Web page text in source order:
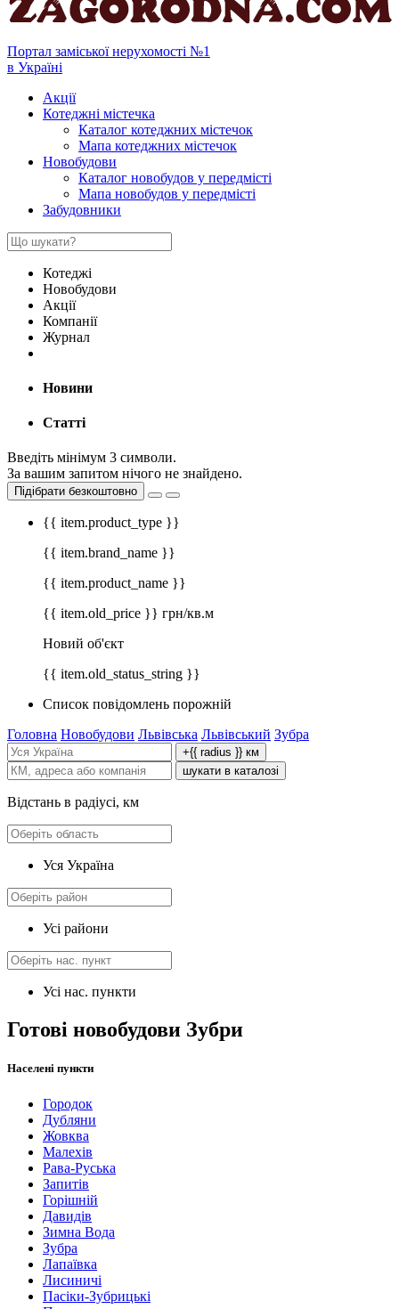
Портал заміської нерухомості №1
в Україні
Акції
Котеджні містечка
Каталог котеджних містечок
Мапа котеджних містечок
Новобудови
Каталог новобудов у передмісті
Мапа новобудов у передмісті
Забудовники
Котеджі
Новобудови
Акції
Компанії
Журнал
Новини
Статті
Введіть мінімум 3 символи.
За вашим запитом нічого не знайдено.
Підібрати безкоштовно
{{ item.product_type }}
{{ item.brand_name }}
{{ item.product_name }}
{{ item.old_price }} грн/кв.м
Новий об'єкт
{{ item.old_status_string }}
Список повідомлень порожній
Головна Новобудови Львівська Львівський Зубра
+{{ radius }} км
шукати в каталозі
Відстань в радіусі, км
Уся Україна
Усі райони
Усі нас. пункти
Готові новобудови Зубри
Населені пункти
Городок
Дубляни
Жовква
Малехів
Рава-Руська
Запитів
Горішній
Давидів
Зимна Вода
Зубра
Лапаївка
Лисиничі
Пасіки-Зубрицькі